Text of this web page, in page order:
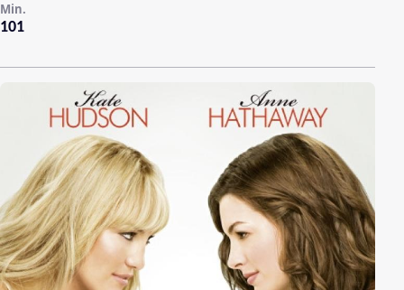
101
Min.